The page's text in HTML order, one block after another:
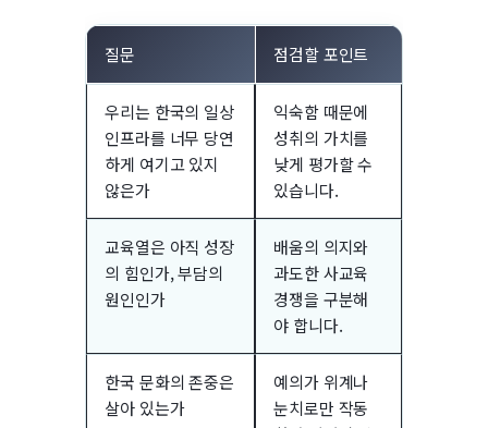
질문 점검할 포인트
우리는 한국의 일상
인프라를 너무 당연
하게 여기고 있지
않은가
익숙함 때문에
성취의 가치를
낮게 평가할 수
있습니다.
교육열은 아직 성장
의 힘인가, 부담의
원인인가
배움의 의지와
과도한 사교육
경쟁을 구분해
야 합니다.
한국 문화의 존중은
살아 있는가
예의가 위계나
눈치로만 작동